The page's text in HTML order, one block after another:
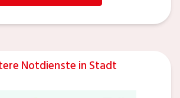
Notdienste in Stadt